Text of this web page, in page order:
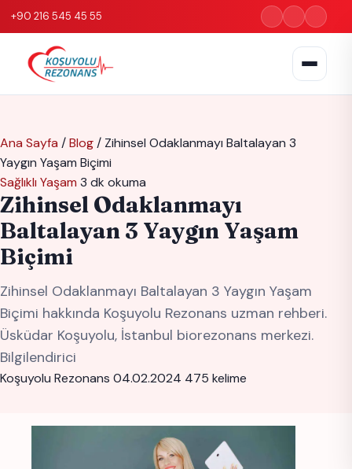
+90 216 545 45 55
Ana Sayfa /Blog/ Zihinsel Odaklanmayı Baltalayan 3
Yaygın Yaşam Biçimi
Sağlıklı Yaşam 3 dk okuma
Zihinsel Odaklanmayı
Baltalayan 3 Yaygın Yaşam
Biçimi
Zihinsel Odaklanmayı Baltalayan 3 Yaygın Yaşam
Biçimi hakkında Koşuyolu Rezonans uzman rehberi.
Üsküdar Koşuyolu, İstanbul biorezonans merkezi.
Bilgilendirici
Koşuyolu Rezonans 04.02.2024 475 kelime